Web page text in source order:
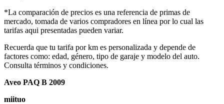
*La comparación de precios es una referencia de primas de
mercado, tomada de varios compradores en línea por lo cual las
tarifas aqui presentadas pueden variar.
Recuerda que tu tarifa por km es personalizada y depende de
factores como: edad, género, tipo de garaje y modelo del auto.
Consulta términos y condiciones.
Aveo PAQ B 2009
miituo